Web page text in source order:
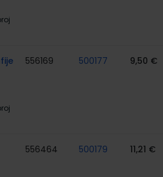
556169 500177 9,50 €
556464 500179 11,21 €